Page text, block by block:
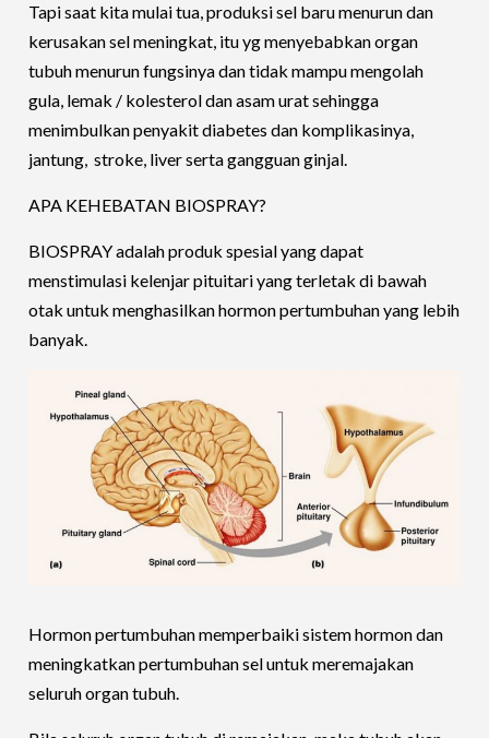
Tapi saat kita mulai tua, produksi sel baru menurun dan
kerusakan sel meningkat, itu yg menyebabkan organ
tubuh menurun fungsinya dan tidak mampu mengolah
gula, lemak / kolesterol dan asam urat sehingga
menimbulkan penyakit diabetes dan komplikasinya,
jantung, stroke, liver serta gangguan ginjal.
APA KEHEBATAN BIOSPRAY?
BIOSPRAY adalah produk spesial yang dapat
menstimulasi kelenjar pituitari yang terletak di bawah
otak untuk menghasilkan hormon pertumbuhan yang lebih
banyak.
Hormon pertumbuhan memperbaiki sistem hormon dan
meningkatkan pertumbuhan sel untuk meremajakan
seluruh organ tubuh.